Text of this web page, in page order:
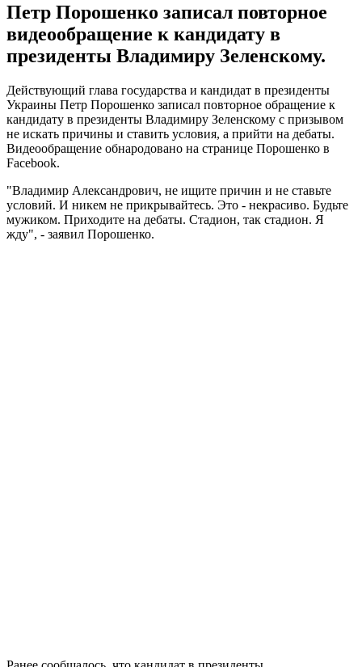
Петр Порошенко записал повторное
видеообращение к кандидату в
президенты Владимиру Зеленскому.
Действующий глава государства и кандидат в президенты
Украины Петр Порошенко записал повторное обращение к
кандидату в президенты Владимиру Зеленскому с призывом
не искать причины и ставить условия, а прийти на дебаты.
Видеообращение обнародовано на странице Порошенко в
Facebook.
"Владимир Александрович, не ищите причин и не ставьте
условий. И никем не прикрывайтесь. Это - некрасиво. Будьте
мужиком. Приходите на дебаты. Стадион, так стадион. Я
жду", - заявил Порошенко.